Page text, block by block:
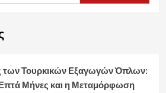
των Τουρκικών Εξαγωγών Όπλων:
Μήνες και η Μεταμόρφωση